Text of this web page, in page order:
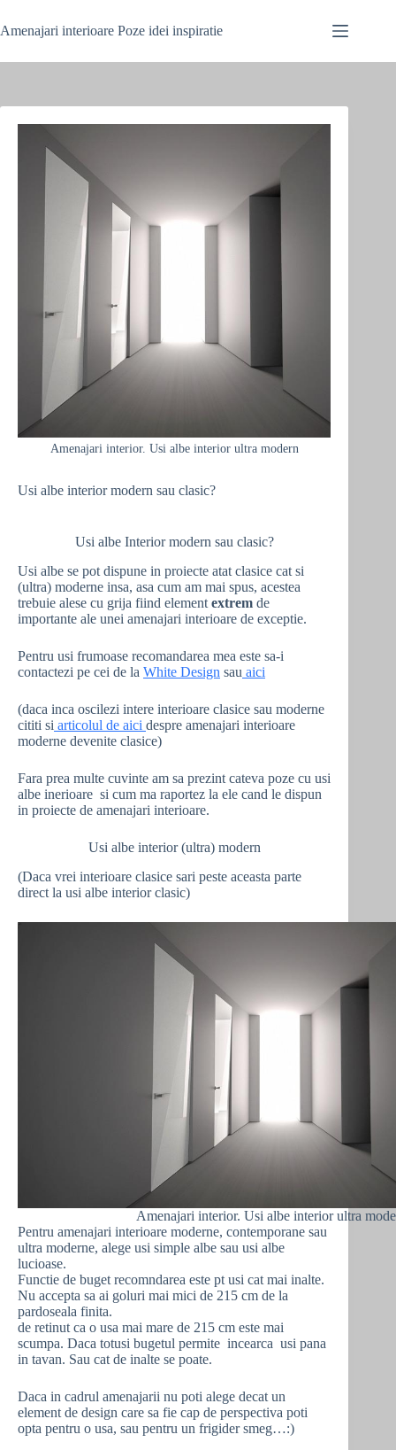
to
content
Amenajari interioare Poze idei inspiratie
Amenajari interior. Usi albe interior ultra modern
Usi albe interior modern sau clasic?
Usi albe Interior modern sau clasic?
Usi albe se pot dispune in proiecte atat clasice cat si
(ultra) moderne insa, asa cum am mai spus, acestea
trebuie alese cu grija fiind element extrem de
importante ale unei amenajari interioare de exceptie.
Pentru usi frumoase recomandarea mea este sa-i
contactezi pe cei de la White Design sau aici
(daca inca oscilezi intere interioare clasice sau moderne
cititi si articolul de aici despre amenajari interioare
moderne devenite clasice)
Fara prea multe cuvinte am sa prezint cateva poze cu usi
albe inerioare si cum ma raportez la ele cand le dispun
in proiecte de amenajari interioare.
Usi albe interior (ultra) modern
(Daca vrei interioare clasice sari peste aceasta parte
direct la usi albe interior clasic)
Amenajari interior. Usi albe interior ultra
Pentru amenajari interioare moderne, contemporane sau
ultra moderne, alege usi simple albe sau usi albe
lucioase.
Functie de buget recomndarea este pt usi cat mai inalte.
Nu accepta sa ai goluri mai mici de 215 cm de la
pardoseala finita.
de retinut ca o usa mai mare de 215 cm este mai
scumpa. Daca totusi bugetul permite incearca usi pana
in tavan. Sau cat de inalte se poate.
Daca in cadrul amenajarii nu poti alege decat un
element de design care sa fie cap de perspectiva poti
opta pentru o usa, sau pentru un frigider smeg…:)